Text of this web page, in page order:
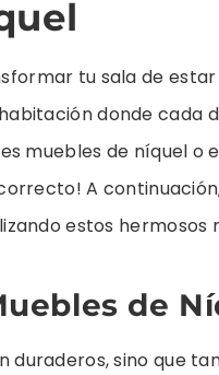
tu sala de
donde cada
muebles de níquel o
A
estos hermosos
de
duraderos, sino que